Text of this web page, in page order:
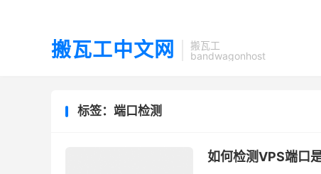
搬瓦工中文网
搬瓦工
bandwagonhost
标签：端口检测
如何检测VPS端口